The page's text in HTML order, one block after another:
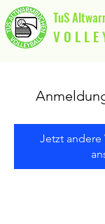
TuS
V O L L E
Jetzt andere